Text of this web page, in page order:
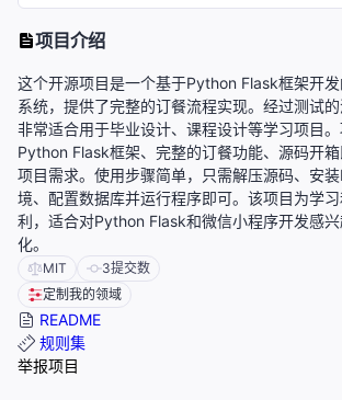
项目介绍
这个开源项目是一个基于Python Flask框架开
系统，提供了完整的订餐流程实现。经过测试的
非常适合用于毕业设计、课程设计等学习项目
Python Flask框架、完整的订餐功能、源码开
项目需求。使用步骤简单，只需解压源码、安
境、配置数据库并运行程序即可。该项目为学
利，适合对Python Flask和微信小程序开发感
化。
MIT 3提交数
定制我的领域
README
规则集
举报项目